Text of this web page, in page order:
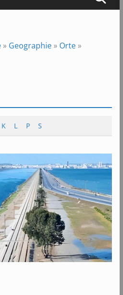
» Geographie» Orte»
K L P S